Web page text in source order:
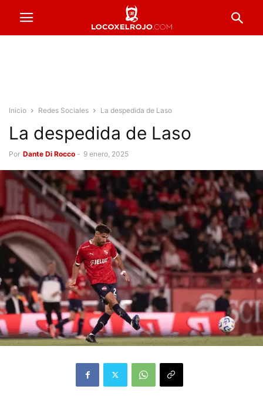
Inicio Redes Sociales La despedida de Laso
La despedida de Laso
Por Dante Di Rocco - 9 enero, 2025